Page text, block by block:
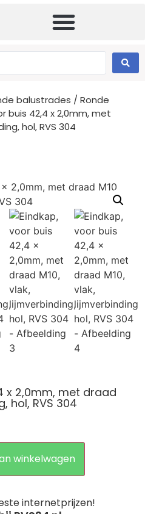
balustrades /Ronde
buis 42,4 x 2,0mm, met
hol, RVS 304
x 2,0mm, met draad
hol, RVS 304
winkelwagen
internetprijzen!